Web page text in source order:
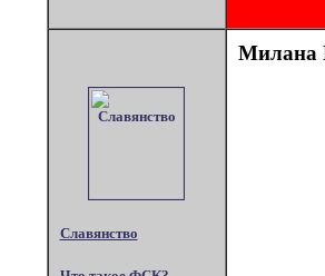
Славянство